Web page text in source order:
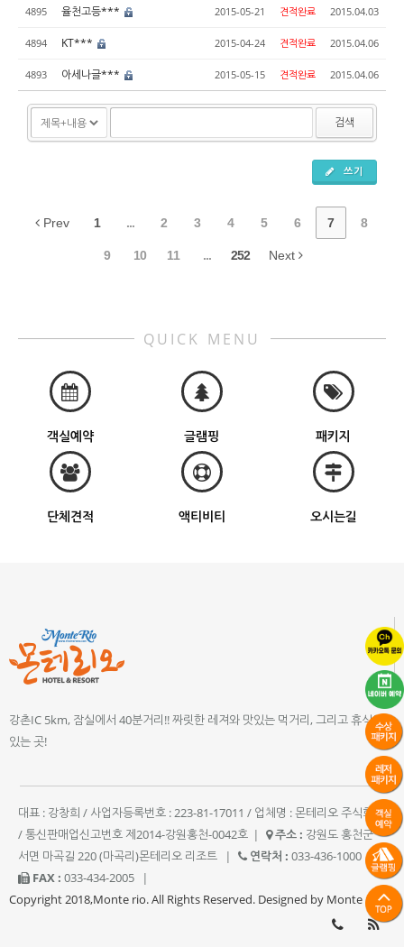
4895 율천고등*** 2015-05-21 견적완료 2015.04.03
4894 KT*** 2015-04-24 견적완료 2015.04.06
4893 아세나글*** 2015-05-15 견적완료 2015.04.06
검색
쓰기
Prev 1 ... 2 3 4 5 6 7 8
9 10 11 ... 252 Next
QUICK MENU
객실예약 글램핑 패키지
단체견적 액티비티 오시는길
강촌IC 5km, 잠실에서 40분거리!! 짜릿한 레져와 맛있는 먹거리, 그리고 휴식이
있는 곳!
대표 : 강창희 / 사업자등록번호 : 223-81-17011 / 업체명 : 몬테리오 주식회사
/ 통신판매업신고번호 제2014-강원홍천-0042호 | 주소 : 강원도 홍천군
서면 마곡길 220 (마곡리)몬테리오 리조트
| 연락처 : 033-436-1000
|
FAX : 033-434-2005
|
Copyright 2018,Monte rio. All Rights Reserved. Designed by Monte rio.